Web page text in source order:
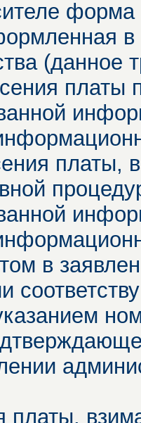
форма
в
(данное
платы
платы,
в
платы,